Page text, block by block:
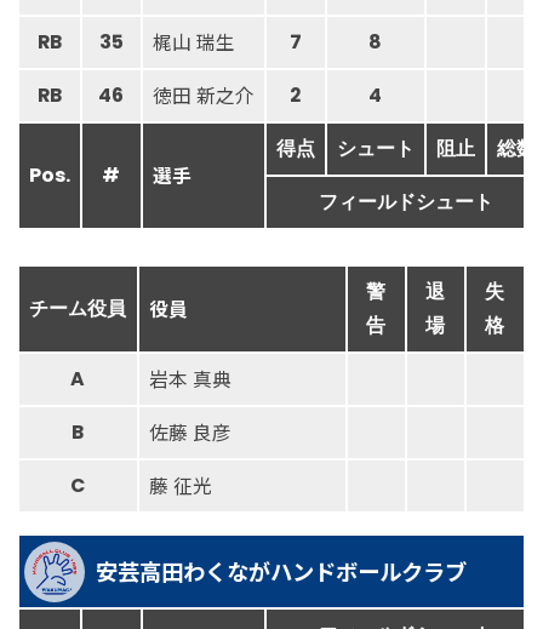
RB 35 梶山 瑞生 7 8
RB 46 徳田 新之介 2 4
Pos. # 選手
得点 シュート 阻止 総数
フィールドシュート
チーム役員 役員
警
告
退
場
失
格
A 岩本 真典
B 佐藤 良彦
C 藤 征光
安芸高田わくながハンドボールクラブ